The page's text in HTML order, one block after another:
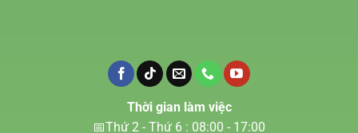
Thời gian làm việc
📅Thứ 2 - Thứ 6 : 08:00 - 17:00